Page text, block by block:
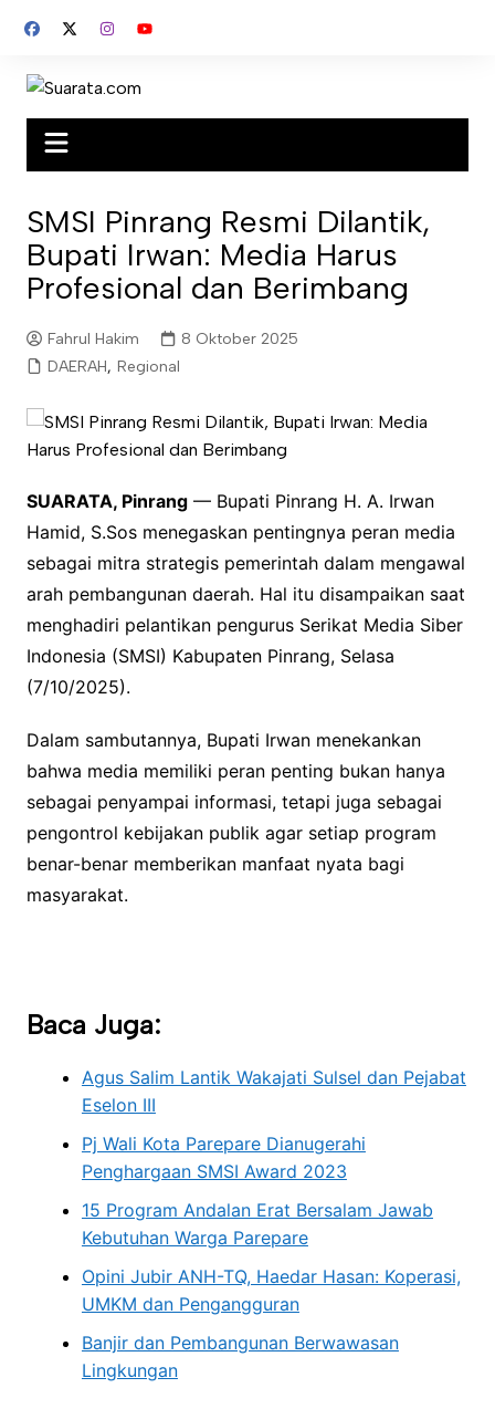
SMSI Pinrang Resmi Dilantik,
Bupati Irwan: Media Harus
Profesional dan Berimbang
Fahrul Hakim
8 Oktober 2025
DAERAH, Regional
SUARATA, Pinrang— Bupati Pinrang H. A. Irwan
Hamid, S.Sos menegaskan pentingnya peran media
sebagai mitra strategis pemerintah dalam mengawal
arah pembangunan daerah. Hal itu disampaikan saat
menghadiri pelantikan pengurus Serikat Media Siber
Indonesia (SMSI) Kabupaten Pinrang, Selasa
(7/10/2025).
Dalam sambutannya, Bupati Irwan menekankan
bahwa media memiliki peran penting bukan hanya
sebagai penyampai informasi, tetapi juga sebagai
pengontrol kebijakan publik agar setiap program
benar-benar memberikan manfaat nyata bagi
masyarakat.
Baca Juga:
Agus Salim Lantik Wakajati Sulsel dan Pejabat
Eselon III
Pj Wali Kota Parepare Dianugerahi
Penghargaan SMSI Award 2023
15 Program Andalan Erat Bersalam Jawab
Kebutuhan Warga Parepare
Opini Jubir ANH-TQ, Haedar Hasan: Koperasi,
UMKM dan Pengangguran
Banjir dan Pembangunan Berwawasan
Lingkungan